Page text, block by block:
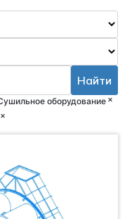
Найти
оборудование ×
×